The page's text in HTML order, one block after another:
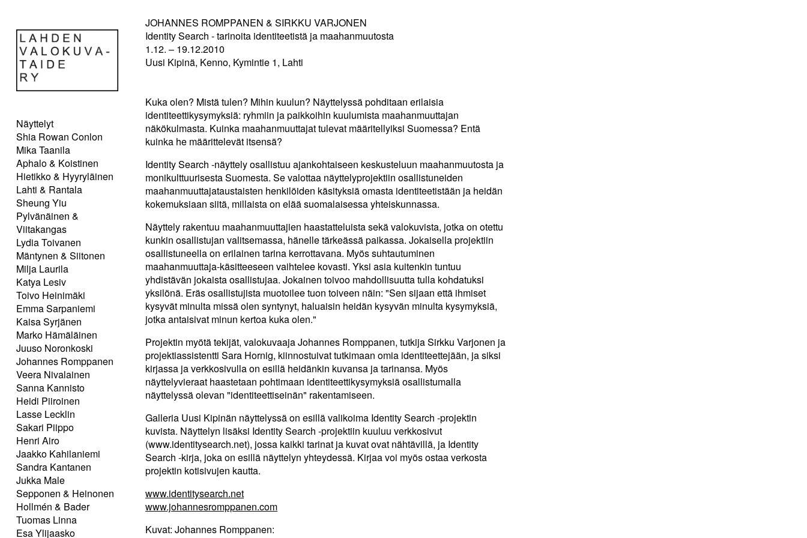
Näyttelyt
Shia Rowan Conlon
Mika Taanila
Aphalo & Koistinen
Hietikko & Hyyryläinen
Lahti & Rantala
Sheung Yiu
Pylvänäinen &
Viitakangas
Lydia Toivanen
Mäntynen & Siitonen
Milja Laurila
Katya Lesiv
Toivo Heinimäki
Emma Sarpaniemi
Kaisa Syrjänen
Marko Hämäläinen
Juuso Noronkoski
Johannes Romppanen
Veera Nivalainen
Sanna Kannisto
Heidi Piiroinen
Lasse Lecklin
Sakari Piippo
Henri Airo
Jaakko Kahilaniemi
Sandra Kantanen
Jukka Male
Sepponen & Heinonen
Hollmén & Bader
Tuomas Linna
Esa Ylijaasko
JOHANNES ROMPPANEN & SIRKKU VARJONEN
Identity Search - tarinoita identiteetistä ja maahanmuutosta
1.12. – 19.12.2010
Uusi Kipinä, Kenno, Kymintie 1, Lahti
Kuka olen? Mistä tulen? Mihin kuulun? Näyttelyssä pohditaan erilaisia
identiteettikysymyksiä: ryhmiin ja paikkoihin kuulumista maahanmuuttajan
näkökulmasta. Kuinka maahanmuuttajat tulevat määritellyiksi Suomessa? Entä
kuinka he määrittelevät itsensä?
Identity Search -näyttely osallistuu ajankohtaiseen keskusteluun maahanmuutosta ja
monikulttuurisesta Suomesta. Se valottaa näyttelyprojektiin osallistuneiden
maahanmuuttajataustaisten henkilöiden käsityksiä omasta identiteetistään ja heidän
kokemuksiaan siitä, millaista on elää suomalaisessa yhteiskunnassa.
Näyttely rakentuu maahanmuuttajien haastatteluista sekä valokuvista, jotka on otettu
kunkin osallistujan valitsemassa, hänelle tärkeässä paikassa. Jokaisella projektiin
osallistuneella on erilainen tarina kerrottavana. Myös suhtautuminen
maahanmuuttaja-käsitteeseen vaihtelee kovasti. Yksi asia kuitenkin tuntuu
yhdistävän jokaista osallistujaa. Jokainen toivoo mahdollisuutta tulla kohdatuksi
yksilönä. Eräs osallistujista muotoilee tuon toiveen näin: "Sen sijaan että ihmiset
kysyvät minulta missä olen syntynyt, haluaisin heidän kysyvän minulta kysymyksiä,
jotka antaisivat minun kertoa kuka olen."
Projektin myötä tekijät, valokuvaaja Johannes Romppanen, tutkija Sirkku Varjonen ja
projektiassistentti Sara Hornig, kiinnostuivat tutkimaan omia identiteettejään, ja siksi
kirjassa ja verkkosivulla on esillä heidänkin kuvansa ja tarinansa. Myös
näyttelyvieraat haastetaan pohtimaan identiteettikysymyksiä osallistumalla
näyttelyssä olevan "identiteettiseinän" rakentamiseen.
Galleria Uusi Kipinän näyttelyssä on esillä valikoima Identity Search -projektin
kuvista. Näyttelyn lisäksi Identity Search -projektiin kuuluu verkkosivut
(www.identitysearch.net), jossa kaikki tarinat ja kuvat ovat nähtävillä, ja Identity
Search -kirja, joka on esillä näyttelyn yhteydessä. Kirjaa voi myös ostaa verkosta
projektin kotisivujen kautta.
www.identitysearch.net
www.johannesromppanen.com
Kuvat: Johannes Romppanen: